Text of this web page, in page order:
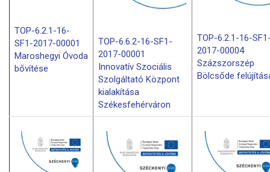
TOP-6.2.1-16-
SF1-2017-00001
Maroshegyi Óvoda
bővítése
TOP-6.6.2-16-SF1-
2017-00001
Innovatív Szociális
Szolgáltató Központ
kialakítása
Székesfehérváron
TOP-6.2.1-16-
2017-00004
Százszorszép
Bölcsőde